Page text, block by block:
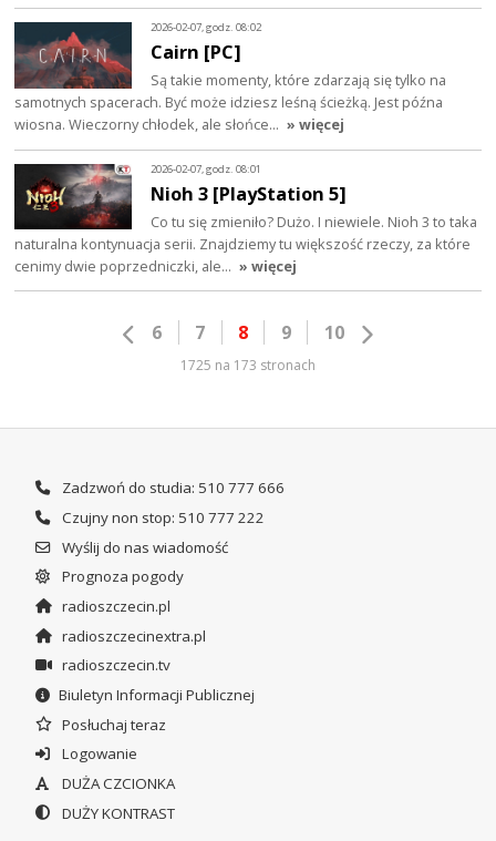
2026-02-07, godz. 08:02
Cairn [PC]
Są takie momenty, które zdarzają się tylko na
samotnych spacerach. Być może idziesz leśną ścieżką. Jest późna
wiosna. Wieczorny chłodek, ale słońce… » więcej
2026-02-07, godz. 08:01
Nioh 3 [PlayStation 5]
Co tu się zmieniło? Dużo. I niewiele. Nioh 3 to taka
naturalna kontynuacja serii. Znajdziemy tu większość rzeczy, za które
cenimy dwie poprzedniczki, ale… » więcej
6 7 8 9 10
1725 na 173 stronach
Zadzwoń do studia: 510 777 666
Czujny non stop: 510 777 222
Wyślij do nas wiadomość
Prognoza pogody
radioszczecin.pl
radioszczecinextra.pl
radioszczecin.tv
Biuletyn Informacji Publicznej
Posłuchaj teraz
Logowanie
DUŻA CZCIONKA
DUŻY KONTRAST